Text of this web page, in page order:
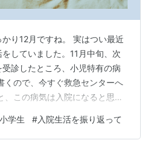
り12月ですね。 実はつい最近
していました。11月中旬、次
診したところ、小児特有の病
くので、今すぐ救急センターへ
、この病気は入院になると思い
街の大きな病院へ。あれよあ
なりました。 （病気について
小学生 #入院生活を振り返って